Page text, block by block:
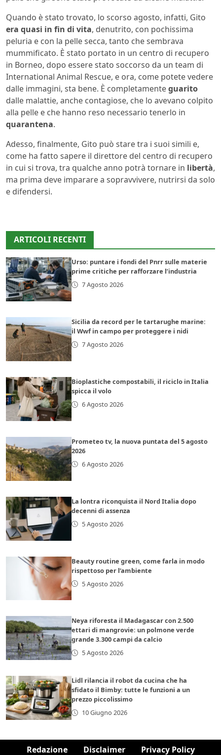
Quando è stato trovato, lo scorso agosto, infatti, Gito
era quasi in fin di vita, denutrito, con pochissima
peluria e con la pelle secca, tanto che sembrava
mummificato. È stato portato in un centro di recupero
in Borneo, dopo essere stato soccorso da un team di
International Animal Rescue, e ora, come potete vedere
dalle immagini, sta bene. È completamenteguarito
dalle malattie, anche contagiose, che lo avevano colpito
alla pelle e che hanno reso necessario tenerlo in
quarantena.
Adesso, finalmente, Gito può stare tra i suoi simili e,
come ha fatto sapere il direttore del centro di recupero
in cui si trova, tra qualche anno potrà tornare in libertà,
ma prima deve imparare a sopravvivere, nutrirsi da solo
e difendersi.
ARTICOLI RECENTI
Urso: puntare i fondi del Pnrr sulle materie
prime critiche per rafforzare l’industria
7 Agosto 2026
Sicilia da record per le tartarughe marine:
il Wwf in campo per proteggere i nidi
7 Agosto 2026
Bioplastiche compostabili, il riciclo in Italia
spicca il volo
6 Agosto 2026
Prometeo tv, la nuova puntata del 5 agosto
2026
6 Agosto 2026
La lontra riconquista il Nord Italia dopo
decenni di assenza
5 Agosto 2026
Beauty routine green, come farla in modo
rispettoso per l’ambiente
5 Agosto 2026
Neya riforesta il Madagascar con 2.500
ettari di mangrovie: un polmone verde
grande 3.300 campi da calcio
5 Agosto 2026
Lidl rilancia il robot da cucina che ha
sfidato il Bimby: tutte le funzioni a un
prezzo piccolissimo
10 Giugno 2026
Redazione Disclaimer Privacy Policy